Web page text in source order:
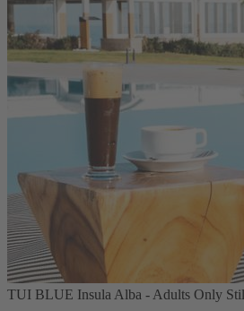
TUI BLUE Insula Alba - Adults Only